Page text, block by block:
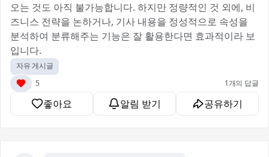
오는 것도 아직 불가능합니다. 하지만 정량적인 것 외에, 비
즈니스 전략을 논하거나, 기사 내용을 정성적으로 속성을
분석하여 분류해주는 기능은 잘 활용한다면 효과적이라 보
입니다.
자유 게시글
5
1개의 답글
좋아요 알림 받기 공유하기